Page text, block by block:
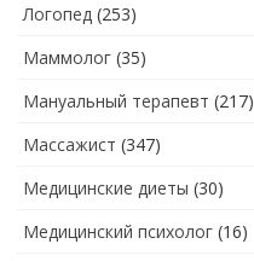
Логопед (253)
Маммолог (35)
Мануальный терапевт (217)
Массажист (347)
Медицинские диеты (30)
Медицинский психолог (16)